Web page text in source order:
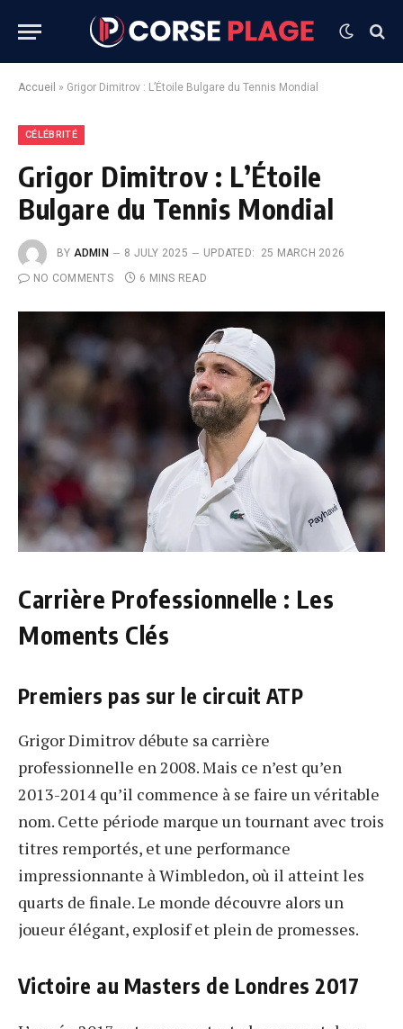
Accueil » Grigor Dimitrov : L’Étoile Bulgare du Tennis Mondial
CÉLÉBRITÉ
Grigor Dimitrov : L’Étoile
Bulgare du Tennis Mondial
BY ADMIN 8 JULY 2025 UPDATED:
25 MARCH 2026
NO COMMENTS
6 MINS READ
Carrière Professionnelle : Les
Moments Clés
Premiers pas sur le circuit ATP
Grigor Dimitrov débute sa carrière
professionnelle en 2008. Mais ce n’est qu’en
2013-2014 qu’il commence à se faire un véritable
nom. Cette période marque un tournant avec trois
titres remportés, et une performance
impressionnante à Wimbledon, où il atteint les
quarts de finale. Le monde découvre alors un
joueur élégant, explosif et plein de promesses.
Victoire au Masters de Londres 2017